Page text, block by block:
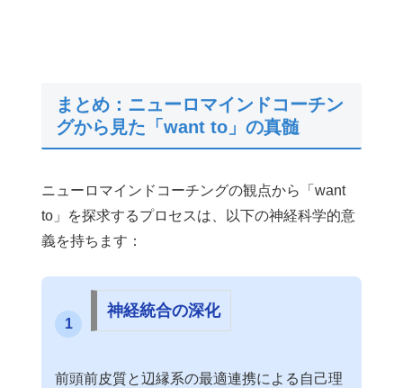
まとめ：ニューロマインドコーチン
グから見た「want to」の真髄
ニューロマインドコーチングの観点から「want
to」を探求するプロセスは、以下の神経科学的意
義を持ちます：
1
神経統合の深化
前頭前皮質と辺縁系の最適連携による自己理